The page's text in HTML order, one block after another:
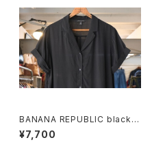
BANANA REPUBLIC black r
ayon open collar Shirt
¥7,700